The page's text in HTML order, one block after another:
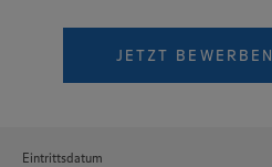
JETZT BEWERBEN
Eintrittsdatum